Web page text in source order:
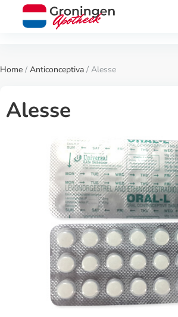
Home / Anticonceptiva / Alesse
Alesse